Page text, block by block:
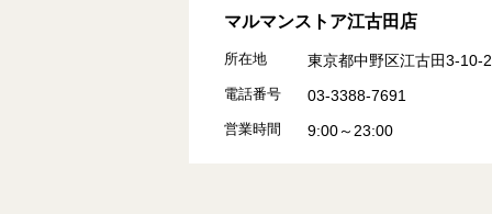
マルマンストア江古田店
所在地 東京都中野区江古田3-10-2
電話番号 03-3388-7691
営業時間 9:00～23:00